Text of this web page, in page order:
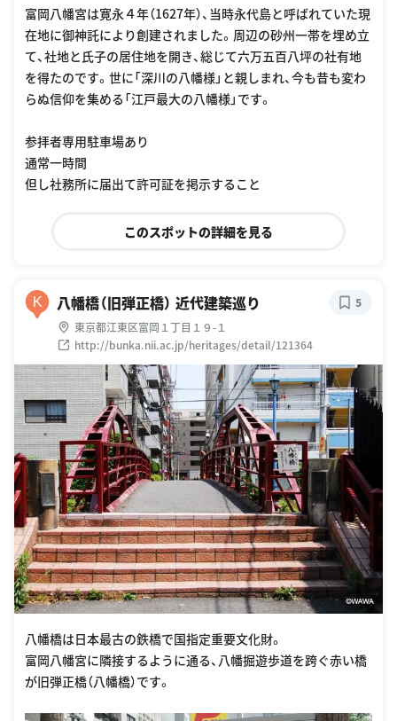
富岡八幡宮は寛永４年（1627年）、当時永代島と呼ばれていた現
在地に御神託により創建されました。周辺の砂州一帯を埋め立
て、社地と氏子の居住地を開き、総じて六万五百八坪の社有地
を得たのです。世に「深川の八幡様」と親しまれ、今も昔も変わ
らぬ信仰を集める「江戸最大の八幡様」です。
参拝者専用駐車場あり
通常一時間
但し社務所に届出て許可証を掲示すること
このスポットの詳細を見る
K 八幡橋（旧弾正橋） 近代建築巡り
東京都江東区富岡１丁目１９-１
http://bunka.nii.ac.jp/heritages/detail/121364
5
八幡橋は日本最古の鉄橋で国指定重要文化財。
富岡八幡宮に隣接するように通る、八幡掘遊歩道を跨ぐ赤い橋
が旧弾正橋（八幡橋）です。